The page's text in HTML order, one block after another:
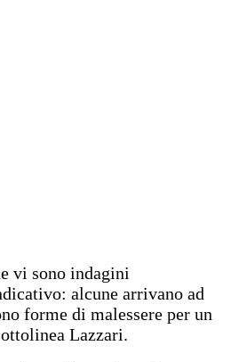
vi sono indagini
alcune arrivano ad
forme di malessere per un
Lazzari.